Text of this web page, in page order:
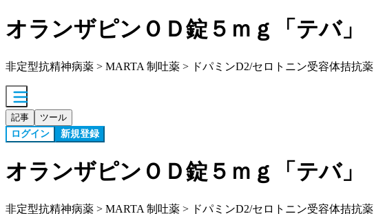
オランザピンＯＤ錠５ｍｇ「テバ」
非定型抗精神病薬 > MARTA 制吐薬 > ドパミンD2/セロトニン受容体拮抗薬
記事 ツール
ログイン 新規登録
オランザピンＯＤ錠５ｍｇ「テバ」
非定型抗精神病薬 > MARTA 制吐薬 > ドパミンD2/セロトニン受容体拮抗薬